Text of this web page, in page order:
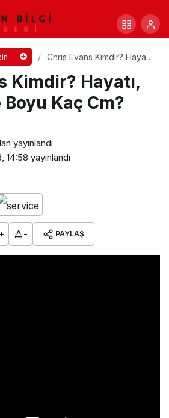
Chris Evans Kimdir? Hayatı,
Kimdir? Hayatı,
Kaç Cm?
yayınlandı
14:58 yayınlandı
- PAYLAŞ
Kimdir? Hayatı, Gençliği ve
Paylaş